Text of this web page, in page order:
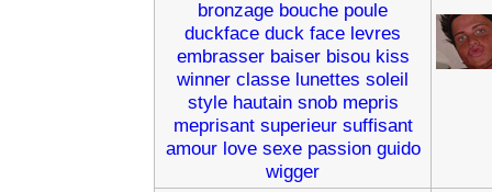
bronzage bouche poule
duckface duck face levres
embrasser baiser bisou kiss
winner classe lunettes soleil
style hautain snob mepris
meprisant superieur suffisant
amour love sexe passion guido
wigger